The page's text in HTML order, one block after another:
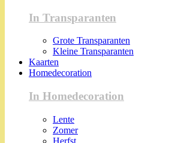
In Transparanten
Grote Transparanten
Kleine Transparanten
Kaarten
Homedecoration
In Homedecoration
Lente
Zomer
Herfst